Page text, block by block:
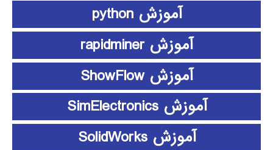
آموزش python
آموزش rapidminer
آموزش ShowFlow
آموزش SimElectronics
آموزش SolidWorks